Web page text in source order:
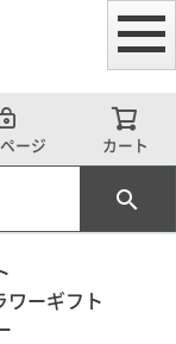
ージ カート
ワーギフト